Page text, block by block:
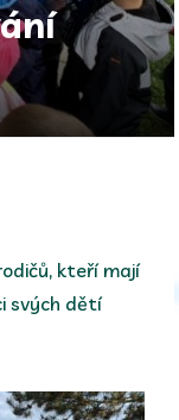
kteří mají
svých dětí